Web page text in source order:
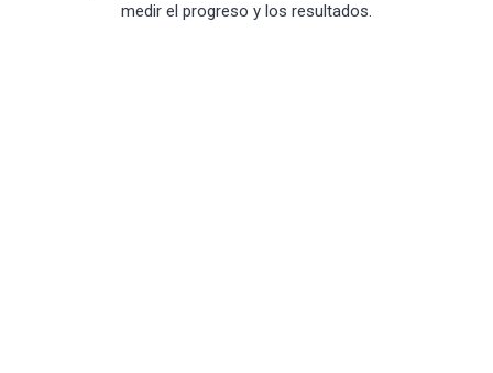
medir el progreso y los resultados.